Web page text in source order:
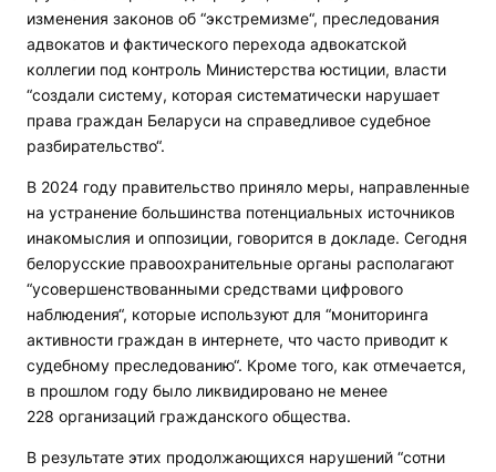
изменения законов об “экстремизме“, преследования
адвокатов и фактического перехода адвокатской
коллегии под контроль Министерства юстиции, власти
“создали систему, которая систематически нарушает
права граждан Беларуси на справедливое судебное
разбирательство“.
В 2024 году правительство приняло меры, направленные
на устранение большинства потенциальных источников
инакомыслия и оппозиции, говорится в докладе. Сегодня
белорусские правоохранительные органы располагают
“усовершенствованными средствами цифрового
наблюдения“, которые используют для “мониторинга
активности граждан в интернете, что часто приводит к
судебному преследованию“. Кроме того, как отмечается,
в прошлом году было ликвидировано не менее
228 организаций гражданского общества.
В результате этих продолжающихся нарушений “сотни